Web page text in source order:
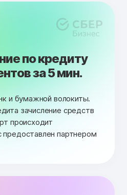
по кредиту
за 5 мин.
и бумажной волокиты.
зачисление средств
происходит
партнером